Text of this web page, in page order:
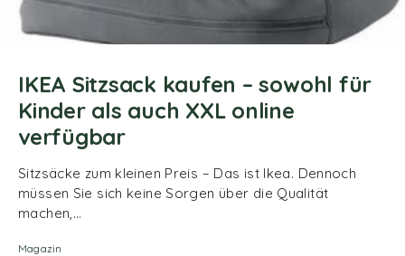
IKEA Sitzsack kaufen – sowohl für
Kinder als auch XXL online
verfügbar
Sitzsäcke zum kleinen Preis – Das ist Ikea. Dennoch
müssen Sie sich keine Sorgen über die Qualität
machen,…
Magazin